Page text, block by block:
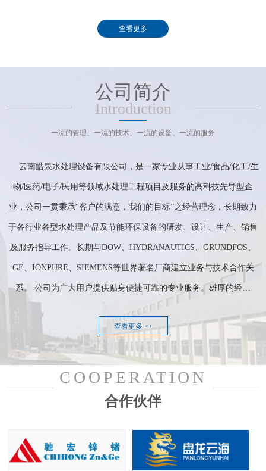
查看更多
公司简介
Introduction
一流的管理、一流的技术、一流的设备、一流的服务
云南皓泉水处理设备有限公司，是一家专业从事工业/食品/化工/生
物/医药/电子/民用等领域水处理工程项目及服务的高科技先导型企
业，公司一贯秉承“客户的满意，我们的目标”之经营理念，长期致力
于各行业各型水处理产品及节能环保设备的研发、设计、生产、销售
及服务指导工作。长期与DOW、HYDRANAUTICS、GRUNDFOS、
GE、IONPURE、SIEMENS等世界著名厂商建立业务与技术合作关
系。 公司为广大用户提供贴身便捷可靠的专业服务。雄厚的经…
查看更多 >>
COOPERATION
合作伙伴